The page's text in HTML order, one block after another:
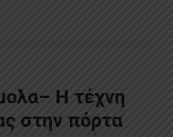
Η τέχνη
στην πόρτα